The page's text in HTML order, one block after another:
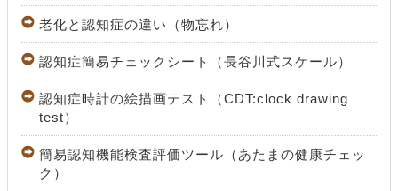
老化と認知症の違い（物忘れ）
認知症簡易チェックシート（長谷川式スケール）
認知症時計の絵描画テスト（CDT:clock drawing
test）
簡易認知機能検査評価ツール（あたまの健康チェッ
ク）